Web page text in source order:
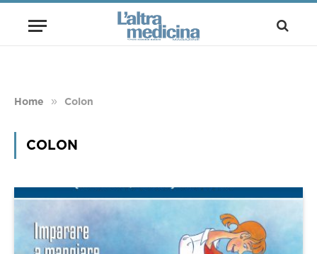
Home » Colon
COLON